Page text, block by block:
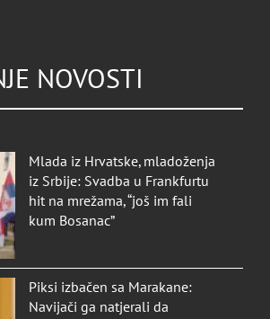
NOVOSTI
Mlada iz Hrvatske, mladoženja
iz Srbije: Svadba u Frankfurtu
hit na mrežama, “još im fali
kum Bosanac”
Piksi izbačen sa Marakane:
Navijači ga natjerali da